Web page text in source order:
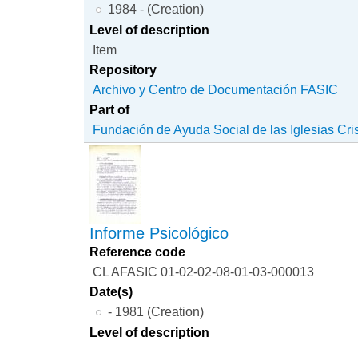
1984 - (Creation)
Level of description
Item
Repository
Archivo y Centro de Documentación FASIC
Part of
Fundación de Ayuda Social de las Iglesias
Informe Psicológico
Reference code
CL AFASIC 01-02-02-08-01-03-000013
Date(s)
- 1981 (Creation)
Level of description